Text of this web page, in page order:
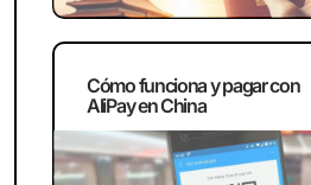
Cómo funciona y pagar con
AliPay en China